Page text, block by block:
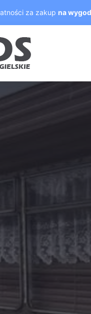
za zakupna